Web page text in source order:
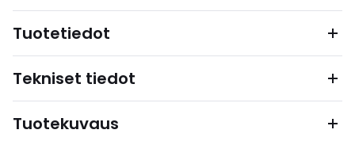
Tuotetiedot
Tekniset tiedot
Tuotekuvaus